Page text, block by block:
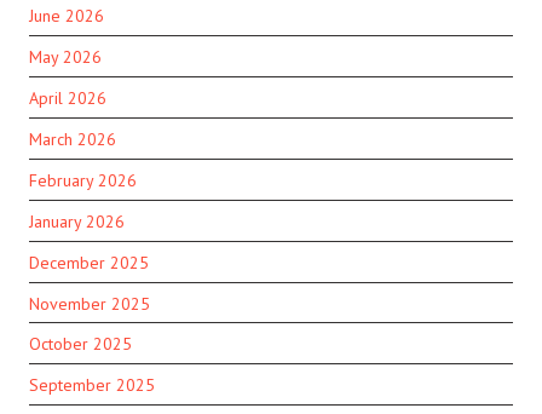
June 2026
May 2026
April 2026
March 2026
February 2026
January 2026
December 2025
November 2025
October 2025
September 2025